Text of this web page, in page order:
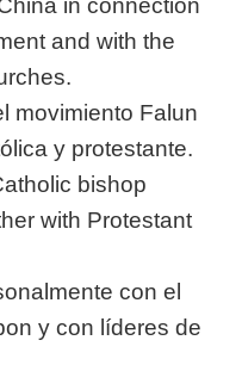
and with the
movimiento Falun
y protestante.
bishop
with Protestant
con el
y con líderes de